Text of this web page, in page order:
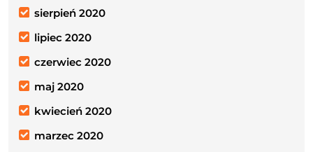
sierpień 2020
lipiec 2020
czerwiec 2020
maj 2020
kwiecień 2020
marzec 2020